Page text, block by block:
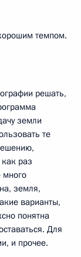
темпом.
решать,
земли
те
раз
много
земля,
варианты,
понятна
Для
и прочее.